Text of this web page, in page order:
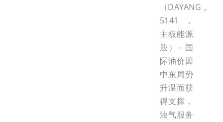
（DAYANG，
5141，
主板能源
股）– 国
际油价因
中东局势
升温而获
得支撑，
油气服务